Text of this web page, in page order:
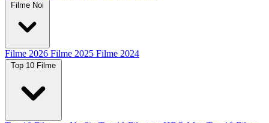
Filme Noi
Filme 2026 Filme 2025 Filme 2024
Top 10 Filme